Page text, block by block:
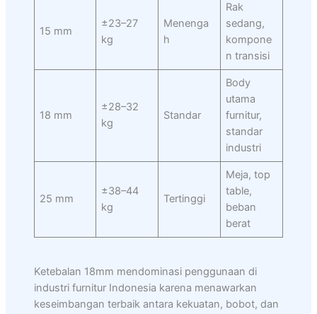
15 mm
±23–27
kg
Menenga
h
Rak
sedang,
kompone
n transisi
18 mm
±28–32
kg
Standar
Body
utama
furnitur,
standar
industri
25 mm
±38–44
kg
Tertinggi
Meja, top
table,
beban
berat
Ketebalan 18mm mendominasi penggunaan di
industri furnitur Indonesia karena menawarkan
keseimbangan terbaik antara kekuatan, bobot, dan